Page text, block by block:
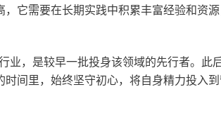
它需要在长期实践中积累丰富经验和资
，是较早一批投身该领域的先行者。
间里，始终坚守初心，将自身精力投入